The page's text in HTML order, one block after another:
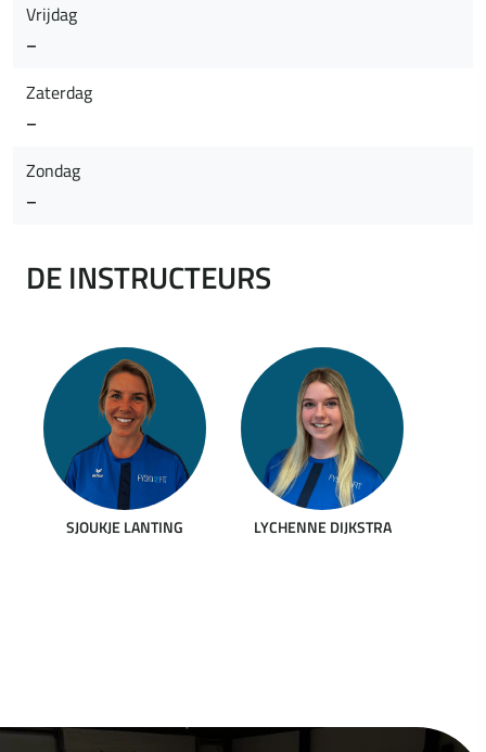
Vrijdag
–
Zaterdag
–
Zondag
–
DE INSTRUCTEURS
SJOUKJE LANTING LYCHENNE DIJKSTRA